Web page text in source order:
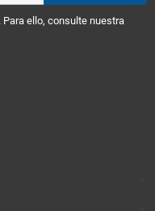
ello, consulte nuestra